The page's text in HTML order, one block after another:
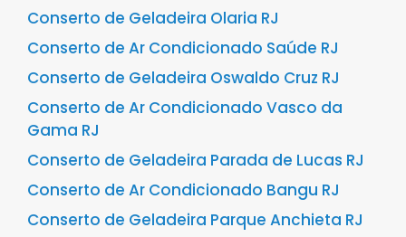
Conserto de Geladeira Olaria RJ
Conserto de Ar Condicionado Saúde RJ
Conserto de Geladeira Oswaldo Cruz RJ
Conserto de Ar Condicionado Vasco da
Gama RJ
Conserto de Geladeira Parada de Lucas RJ
Conserto de Ar Condicionado Bangu RJ
Conserto de Geladeira Parque Anchieta RJ